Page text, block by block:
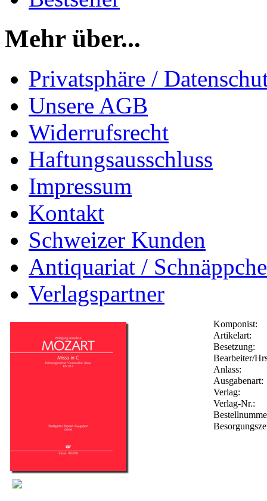
Mehr über...
Privatsphäre /
Unsere AGB
Widerrufsrecht
Haftungsausschluss
Impressum
Kontakt
Schweizer Kunden
Antiquariat /
Verlagspartner
Komponist:
Artikelart:
Besetzung:
Bearbeiter/
Anlass:
Ausgabenart:
Verlag:
Verlag-Nr.: